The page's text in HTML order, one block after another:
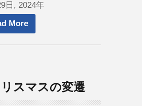
日, 2024年
More
スマスの変遷